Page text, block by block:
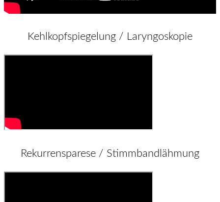
Kehlkopfspiegelung / Laryngoskopie
Rekurrensparese / Stimmbandlähmung